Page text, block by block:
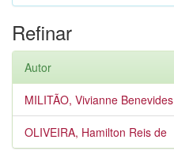
Refinar
Autor
MILITÃO, Vivianne Benevides
OLIVEIRA, Hamilton Reis de